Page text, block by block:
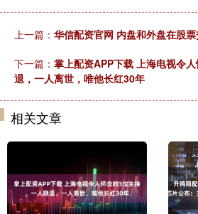
上一篇： 华信配资官网 内盘和外盘在股
下一篇： 掌上配资APP下载 上海电视令
退，一人离世，唯他长红30年
相关文章